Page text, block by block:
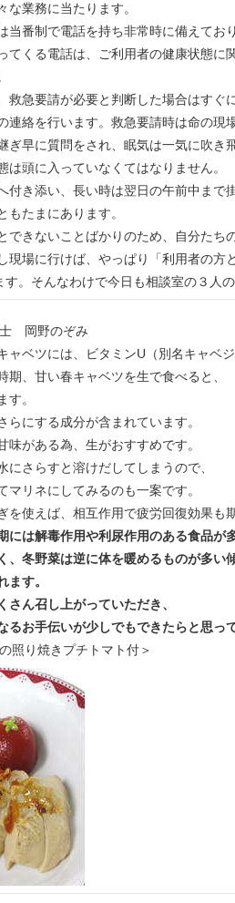
業務に当たります。
当番制で電話を持ち非常時に備えており
くる電話は、ご利用者の健康状態に
救急要請が必要と判断した場合はすぐ
連絡を行います。救急要請時は命の現
ぎ早に質問をされ、眠気は一気に吹き
は頭に入っていなくてはなりません。
付き添い、長い時は翌日の午前中まで
たまにあります。
できないことばかりのため、自分たち
現場に行けば、やっぱり「利用者の方
。そんなわけで今日も相談室の３人の
岡野のぞみ
ャベツには、ビタミンU（別名キャベ
、甘い春キャベツを生で食べると、
の解毒を促し
らにする成分が含まれています。
がある為、生がおすすめです。
さらすと溶けだしてしまうので、
リネにしてみるのも一案です。
を使えば、相互作用で疲労回復効果も
は解毒作用や利尿作用のある食品が
冬野菜は逆に体を暖めるものが多い
す。
ん召し上がっていただき、
るお手伝いが少しでもできたらと思っ
照り焼きプチトマト付＞